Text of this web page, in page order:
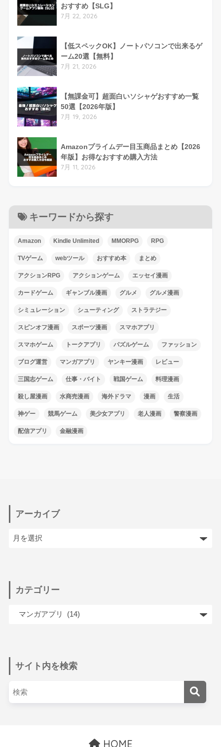
おすすめ【SLG】
7月 22, 2026
【低スペックOK】ノートパソコンで出来るゲ
ーム20選【無料】
7月 21, 2026
【無課金可】超面白いソシャゲおすすめ一覧
50選【2026年版】
7月 19, 2026
Amazonプライムデー目玉商品まとめ【2026
年版】お得なおすすめ購入方法
7月 11, 2026
キーワードから探す
Amazon Kindle Unlimited MMORPG RPG
TVゲーム webツール おすすめ本 まとめ
アクションRPG アクションゲーム エッセイ漫画
カードゲーム ギャンブル漫画 グルメ グルメ漫画
シミュレーション シューティング ストラテジー
スピンオフ漫画 スポーツ漫画 スマホアプリ
スマホゲーム トークアプリ パズルゲーム ファッション
ブログ運営 マンガアプリ ヤンキー漫画 レビュー
三国志ゲーム 仕事・バイト 戦国ゲーム 料理漫画
殺し屋漫画 水商売漫画 海外ドラマ 漫画 生活
神ゲー 競馬ゲーム 美少女アプリ 老人漫画 警察漫画
配信アプリ 金融漫画
アーカイブ
カテゴリー
サイト内を検索
HOME